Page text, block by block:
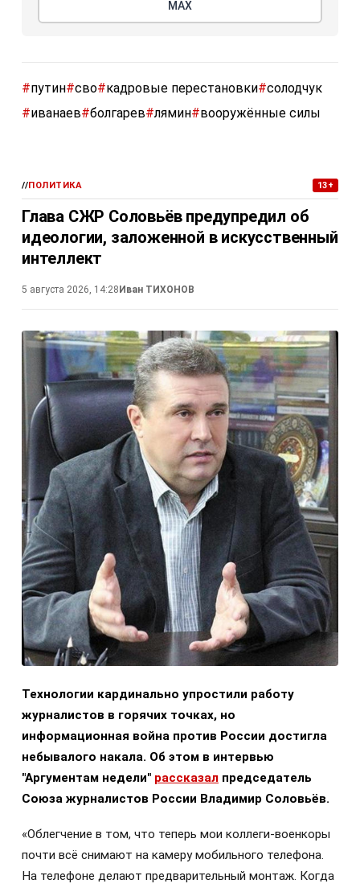
МАХ
#путин#сво#кадровые перестановки#солодчук
#иванаев#болгарев#лямин#вооружённые силы
//ПОЛИТИКА 13+
Глава СЖР Соловьёв предупредил об
идеологии, заложенной в искусственный
интеллект
5 августа 2026, 14:28Иван ТИХОНОВ
Технологии кардинально упростили работу
журналистов в горячих точках, но
информационная война против России достигла
небывалого накала. Об этом в интервью
"Аргументам недели" рассказал председатель
Союза журналистов России Владимир Соловьёв.
«Облегчение в том, что теперь мои коллеги-военкоры
почти всё снимают на камеру мобильного телефона.
На телефоне делают предварительный монтаж. Когда